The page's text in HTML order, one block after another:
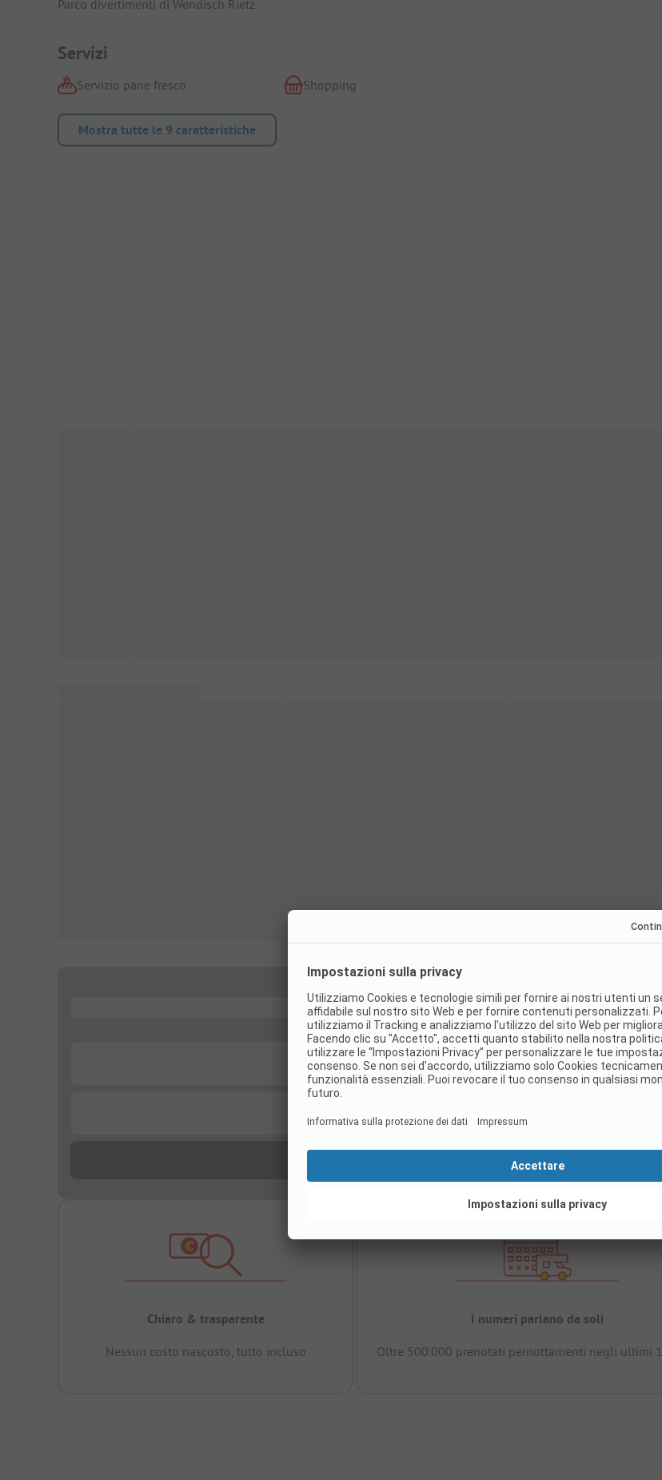
Parco divertimenti di Wendisch Rietz.
Servizi
Servizio pane fresco Shopping
Mostra tutte le 9 caratteristiche
Chiaro & trasparente
Nessun costo nascosto, tutto incluso
I numeri parlano da soli
Oltre 500.000 prenotati pernottamenti negli ultimi